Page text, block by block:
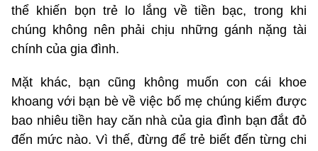
thể khiến bọn trẻ lo lắng về tiền bạc, trong khi
chúng không nên phải chịu những gánh nặng tài
chính của gia đình.
Mặt khác, bạn cũng không muốn con cái khoe
khoang với bạn bè về việc bố mẹ chúng kiếm được
bao nhiêu tiền hay căn nhà của gia đình bạn đắt đỏ
đến mức nào. Vì thế, đừng để trẻ biết đến từng chi